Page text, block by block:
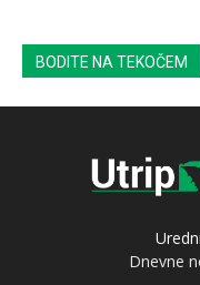
BODITE NA TEKOČEM
Dnevne